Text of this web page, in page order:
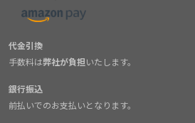
代金引換
手数料は弊社が負担いたします。
銀行振込
前払いでのお支払いとなります。